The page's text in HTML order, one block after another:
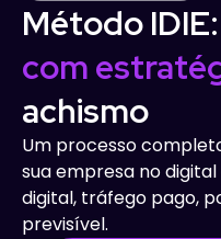
Método IDIE:
com
achismo
Um processo
sua empresa no
digital, tráfego pago,
previsível.